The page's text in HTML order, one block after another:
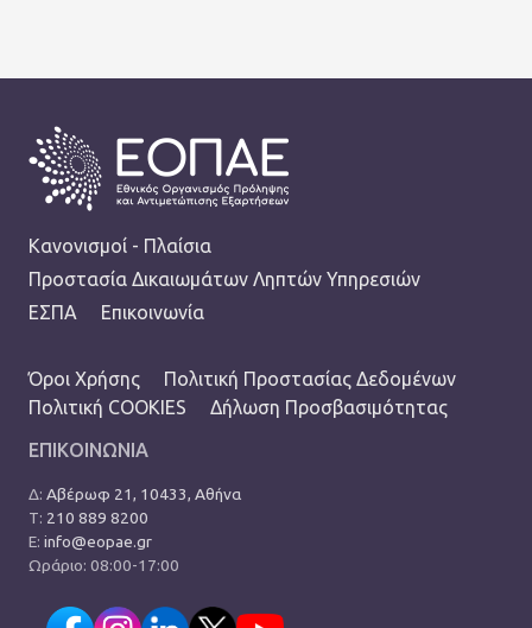
FOOTER
Κανονισμοί - Πλαίσια
Προστασία Δικαιωμάτων Ληπτών Υπηρεσιών
ΕΣΠΑ
Επικοινωνία
TERMS MENU
Όροι Χρήσης
Πολιτική Προστασίας Δεδομένων
Πολιτική COOKIES
Δήλωση Προσβασιμότητας
ΕΠΙΚΟΙΝΩΝΙΑ
Δ: Αβέρωφ 21, 10433, Αθήνα
Τ: 210 889 8200
Ε: info@eopae.gr
Ωράριο: 08:00-17:00